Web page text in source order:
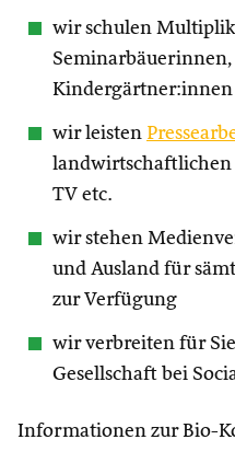
wir schulen
Kindergärtner:innen
wir leisten
landwirtschaftlichen
TV etc.
wir stehen
und Ausland für
zur Verfügung
wir verbreiten für
Gesellschaft bei
Informationen zur Bio-